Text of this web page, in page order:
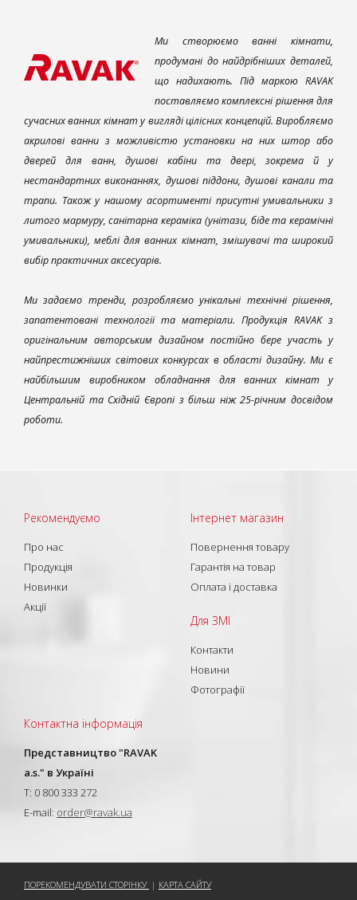
Ми створюємо ванні кімнати,
продумані до найдрібніших деталей,
що надихають. Під маркою RAVAK
поставляємо комплексні рішення для
сучасних ванних кімнат у вигляді цілісних концепцій. Виробляємо
акрилові ванни з можливістю установки на них штор або
дверей для ванн, душові кабіни та двері, зокрема й у
нестандартних виконаннях, душові піддони, душові канали та
трапи. Також у нашому асортименті присутні умивальники з
литого мармуру, санітарна кераміка (унітази, біде та керамічні
умивальники), меблі для ванних кімнат, змішувачі та широкий
вибір практичних аксесуарів.
Ми задаємо тренди, розробляємо унікальні технічні рішення,
запатентовані технології та матеріали. Продукція RAVAK з
оригінальним авторським дизайном постійно бере участь у
найпрестижніших світових конкурсах в області дизайну. Ми є
найбільшим виробником обладнання для ванних кімнат у
Центральній та Східній Європі з більш ніж 25-річним досвідом
роботи.
Рекомендуємо
Про нас
Продукція
Новинки
Акції
Інтернет магазин
Повернення товару
Гарантія на товар
Оплата і доставка
Для ЗМІ
Контакти
Новини
Фотографії
Контактна інформація
Представництво "RAVAK
a.s." в Україні
T: 0 800 333 272
E-mail: order@ravak.ua
ПОРЕКОМЕНДУВАТИ СТОРІНКУ | КАРТА САЙТУ